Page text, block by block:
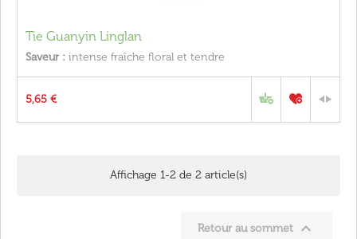
Tie Guanyin Linglan
Saveur : intense fraîche floral et tendre
5,65 €
Affichage 1-2 de 2 article(s)
Retour au sommet 